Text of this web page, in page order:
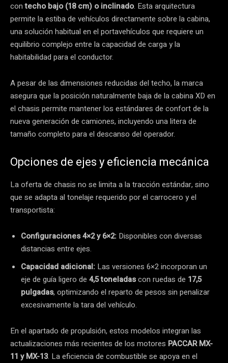
contecho bajo (18 cm) o inclinado. Esta arquitectura
permite la estiba de vehículos directamente sobre la cabina,
una solución habitual en el portavehículos que requiere un
equilibrio complejo entre la capacidad de carga y la
habitabilidad para el conductor.
A pesar de las dimensiones reducidas del techo, la marca
asegura que la posición naturalmente baja de la cabina XD en
el chasis permite mantener los estándares de confort de la
nueva generación de camiones, incluyendo una litera de
tamaño completo para el descanso del operador.
Opciones de ejes y eficiencia mecánica
La oferta de chasis no se limita a la tracción estándar, sino
que se adapta al tonelaje requerido por el carrocero y el
transportista:
Configuraciones 4×2 y 6×2: Disponibles con diversas
distancias entre ejes.
Capacidad adicional: Las versiones 6×2 incorporan un
eje de guía ligero de 4,5 toneladascon ruedas de 17,5
pulgadas, optimizando el reparto de pesos sin penalizar
excesivamente la tara del vehículo.
En el apartado de propulsión, estos modelos integran las
actualizaciones más recientes de los motores PACCAR MX-
11 y MX-13. La eficiencia de combustible se apoya en el